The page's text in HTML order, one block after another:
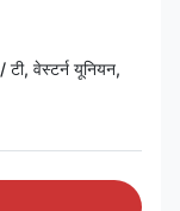
वेस्टर्न यूनियन,